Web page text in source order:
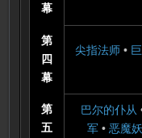
幕
第
四
幕
尖指法师 •
第
五
巴尔的仆从
军• 恶魔